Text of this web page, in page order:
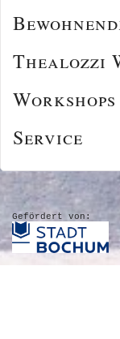
Thealozzi
Workshops
Service
Gefördert von: